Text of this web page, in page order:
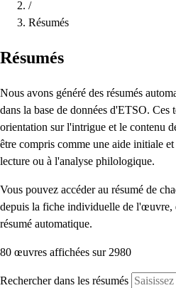
/
Résumés
Résumés
Nous avons généré des résumés
dans la base de données d'ETSO. Ces
orientation sur l'intrigue et le contenu
être compris comme une aide initiale
lecture ou à l'analyse philologique.
Vous pouvez accéder au résumé de
depuis la fiche individuelle de l'œuvre,
résumé automatique.
80 œuvres affichées sur 2980
Rechercher dans les résumés